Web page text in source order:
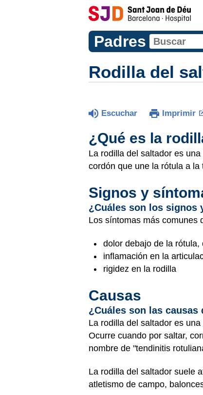
Padres
Rodilla del
Escuchar Imprimir
¿Qué es la
La rodilla del saltador es una
cordón que une la rótula a la
Signos y
¿Cuáles son los signos
Los síntomas más comunes
dolor debajo de la
inflamación en la
rigidez en la rodilla
Causas
¿Cuáles son las
La rodilla del saltador es una
Ocurre cuando por saltar,
nombre de "tendinitis
La rodilla del saltador suele
atletismo de campo,